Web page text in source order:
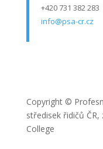
+420 731 382 283
info@psa-cr.cz
Copyright ©
středisek řidičů
College